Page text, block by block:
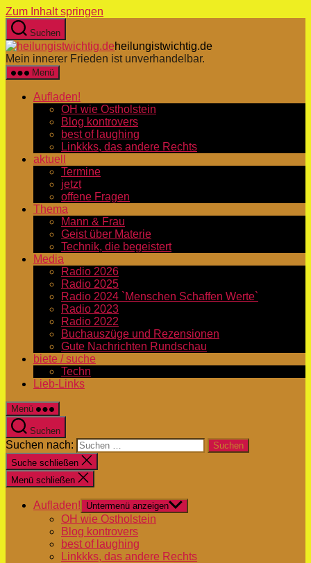
Zum Inhalt springen
Suchen
heilungistwichtig.de
Mein innerer Frieden ist unverhandelbar.
Menü
Aufladen!
OH wie Ostholstein
Blog kontrovers
best of laughing
Linkkks, das andere Rechts
aktuell
Termine
jetzt
offene Fragen
Thema
Mann & Frau
Geist über Materie
Technik, die begeistert
Media
Radio 2026
Radio 2025
Radio 2024 `Menschen Schaffen Werte`
Radio 2023
Radio 2022
Buchauszüge und Rezensionen
Gute Nachrichten Rundschau
biete / suche
Techn
Lieb-Links
Menü
Suchen
Suchen nach:
Suche schließen
Menü schließen
Aufladen! Untermenü anzeigen
OH wie Ostholstein
Blog kontrovers
best of laughing
Linkkks, das andere Rechts